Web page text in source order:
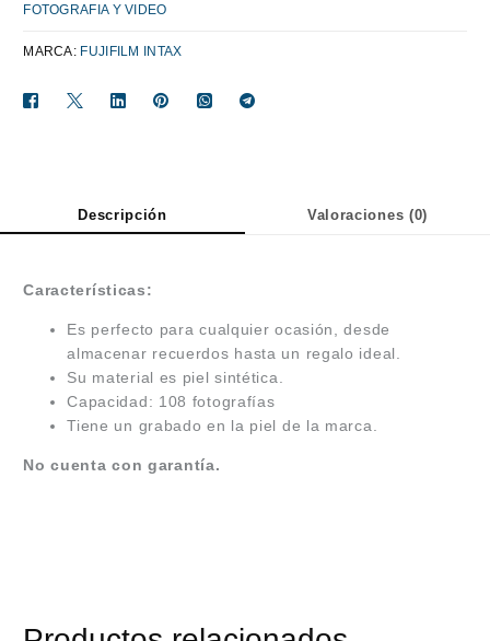
FOTOGRAFIA Y VIDEO
MARCA: FUJIFILM INTAX
Descripción Valoraciones (0)
Características:
Es perfecto para cualquier ocasión, desde
almacenar recuerdos hasta un regalo ideal.
Su material es piel sintética.
Capacidad: 108 fotografías
Tiene un grabado en la piel de la marca.
No cuenta con garantía.